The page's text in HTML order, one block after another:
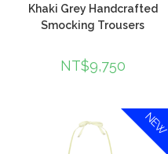
Khaki Grey Handcrafted
Smocking Trousers
NT$9,750
NEW